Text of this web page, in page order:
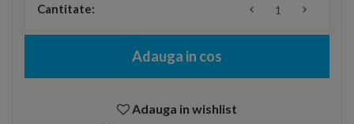
Cantitate:
Adauga in cos
Adauga in wishlist